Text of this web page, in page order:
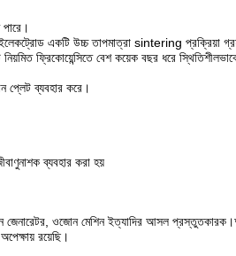
ইলেকট্রোড একটি উচ্চ তাপমাত্রা sintering প্রক্রিয়া
ফ্রিকোয়েন্সিতে বেশ কয়েক বছর ধরে
প্লেট ব্যবহার করে।
ব্যবহার করা হয়
ওজোন মেশিন ইত্যাদির আসল
রয়েছি।